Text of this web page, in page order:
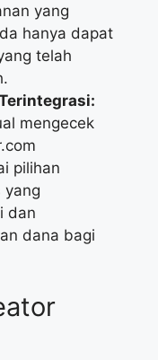
yang
hanya dapat
telah
mengecek
pilihan
yang
dan
dana bagi